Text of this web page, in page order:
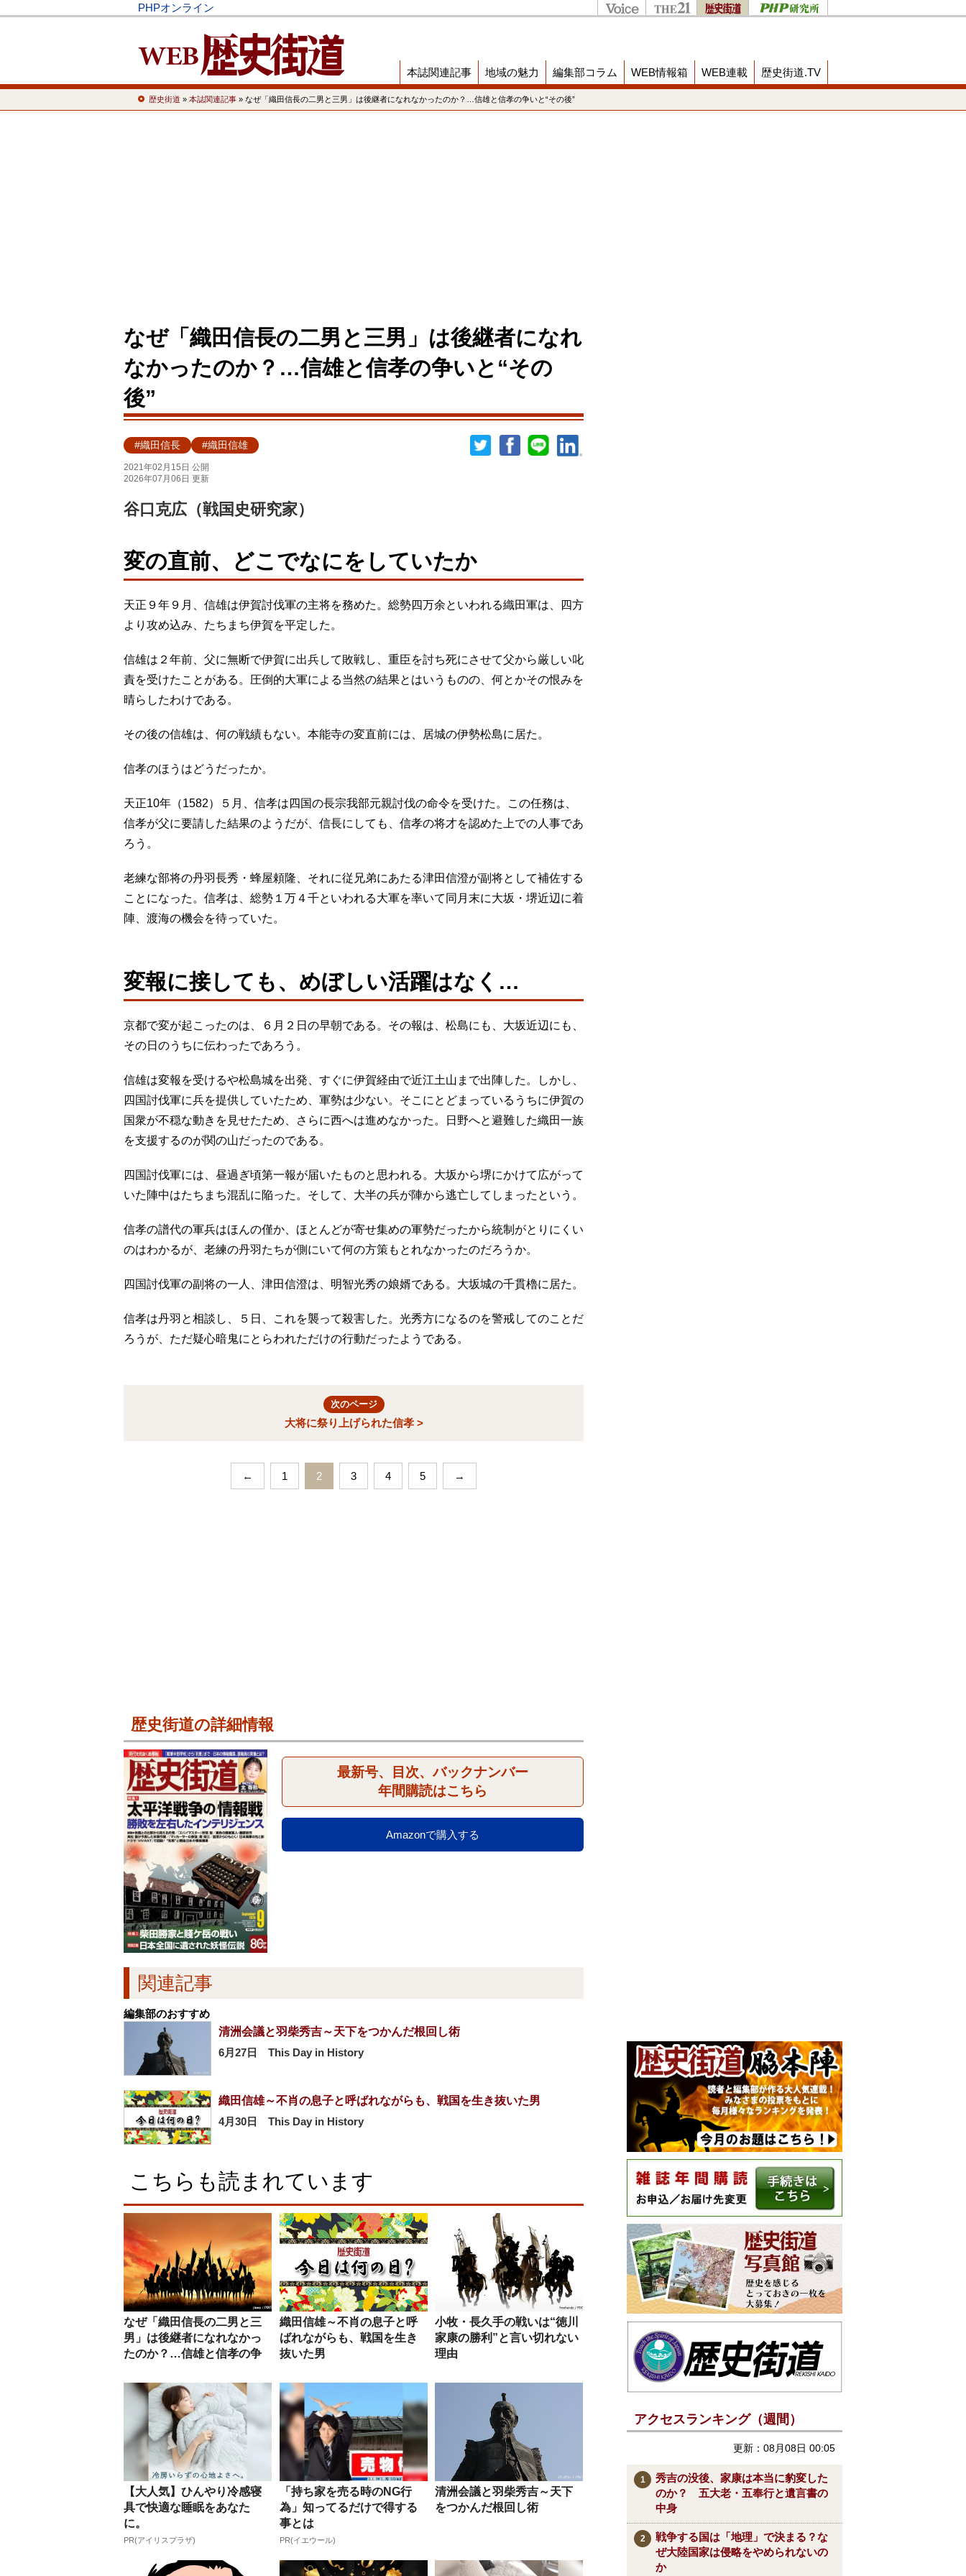
PHPオンライン
本誌関連記事 地域の魅力 編集部コラム WEB情報箱 WEB連載 歴史街道.TV
歴史街道 » 本誌関連記事 » なぜ「織田信長の二男と三男」は後継者になれなかったのか？…信雄と信孝の争いと“その後”
なぜ「織田信長の二男と三男」は後継者になれ
なかったのか？…信雄と信孝の争いと“その
後”
#織田信長 #織田信雄
2021年02月15日 公開
2026年07月06日 更新
谷口克広（戦国史研究家）
変の直前、どこでなにをしていたか
天正９年９月、信雄は伊賀討伐軍の主将を務めた。総勢四万余といわれる織田軍は、四方
より攻め込み、たちまち伊賀を平定した。
信雄は２年前、父に無断で伊賀に出兵して敗戦し、重臣を討ち死にさせて父から厳しい叱
責を受けたことがある。圧倒的大軍による当然の結果とはいうものの、何とかその恨みを
晴らしたわけである。
その後の信雄は、何の戦績もない。本能寺の変直前には、居城の伊勢松島に居た。
信孝のほうはどうだったか。
天正10年（1582）５月、信孝は四国の長宗我部元親討伐の命令を受けた。この任務は、
信孝が父に要請した結果のようだが、信長にしても、信孝の将才を認めた上での人事であ
ろう。
老練な部将の丹羽長秀・蜂屋頼隆、それに従兄弟にあたる津田信澄が副将として補佐する
ことになった。信孝は、総勢１万４千といわれる大軍を率いて同月末に大坂・堺近辺に着
陣、渡海の機会を待っていた。
変報に接しても、めぼしい活躍はなく…
京都で変が起こったのは、６月２日の早朝である。その報は、松島にも、大坂近辺にも、
その日のうちに伝わったであろう。
信雄は変報を受けるや松島城を出発、すぐに伊賀経由で近江土山まで出陣した。しかし、
四国討伐軍に兵を提供していたため、軍勢は少ない。そこにとどまっているうちに伊賀の
国衆が不穏な動きを見せたため、さらに西へは進めなかった。日野へと避難した織田一族
を支援するのが関の山だったのである。
四国討伐軍には、昼過ぎ頃第一報が届いたものと思われる。大坂から堺にかけて広がって
いた陣中はたちまち混乱に陥った。そして、大半の兵が陣から逃亡してしまったという。
信孝の譜代の軍兵はほんの僅か、ほとんどが寄せ集めの軍勢だったから統制がとりにくい
のはわかるが、老練の丹羽たちが側にいて何の方策もとれなかったのだろうか。
四国討伐軍の副将の一人、津田信澄は、明智光秀の娘婿である。大坂城の千貫櫓に居た。
信孝は丹羽と相談し、５日、これを襲って殺害した。光秀方になるのを警戒してのことだ
ろうが、ただ疑心暗鬼にとらわれただけの行動だったようである。
次のページ
大将に祭り上げられた信孝 >
← 1 2 3 4 5 →
歴史街道の詳細情報
最新号、目次、バックナンバー
年間購読はこちら
Amazonで購入する
関連記事
編集部のおすすめ
清洲会議と羽柴秀吉～天下をつかんだ根回し術
6月27日 This Day in History
織田信雄～不肖の息子と呼ばれながらも、戦国を生き抜いた男
4月30日 This Day in History
こちらも読まれています
なぜ「織田信長の二男と三
男」は後継者になれなかっ
たのか？…信雄と信孝の争
織田信雄～不肖の息子と呼
ばれながらも、戦国を生き
抜いた男
小牧・長久手の戦いは“徳川
家康の勝利”と言い切れない
理由
【大人気】ひんやり冷感寝
具で快適な睡眠をあなた
に。
PR(アイリスプラザ)
「持ち家を売る時のNG行
為」知ってるだけで得する
事とは
PR(イエウール)
清洲会議と羽柴秀吉～天下
をつかんだ根回し術
アクセスランキング（週間）
更新：08月08日 00:05
秀吉の没後、家康は本当に豹変した
のか？ 五大老・五奉行と遺言書の
中身
戦争する国は「地理」で決まる？な
ぜ大陸国家は侵略をやめられないの
か